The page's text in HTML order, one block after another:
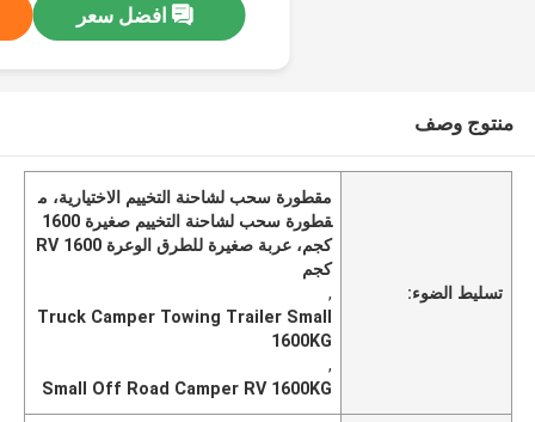
افضل سعر
منتوج وصف
تسليط الضوء:
مقطورة سحب لشاحنة التخييم الاختيارية، م
قطورة سحب لشاحنة التخييم صغيرة 1600
كجم، عربة صغيرة للطرق الوعرة RV 1600
كجم
,
Truck Camper Towing Trailer Small
1600KG
,
Small Off Road Camper RV 1600KG